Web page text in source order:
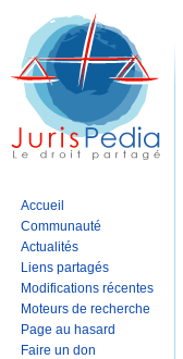
Accueil
Communauté
Actualités
Liens partagés
Modifications récentes
Moteurs de recherche
Page au hasard
Faire un don